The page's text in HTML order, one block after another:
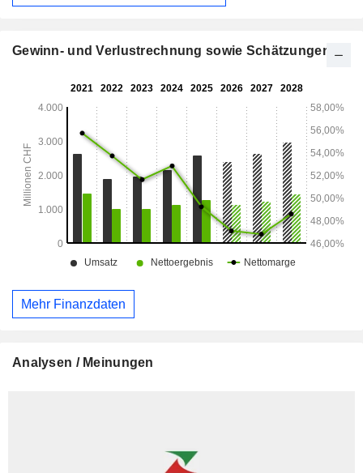
Gewinn- und Verlustrechnung sowie Schätzungen
Mehr Finanzdaten
Analysen / Meinungen